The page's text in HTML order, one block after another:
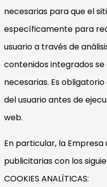
necesarias para que el
específicamente para
usuario a través de
contenidos integrados
necesarias. Es
del usuario antes de
web.
En particular, la
publicitarias con los
COOKIES ANALÍTICAS: